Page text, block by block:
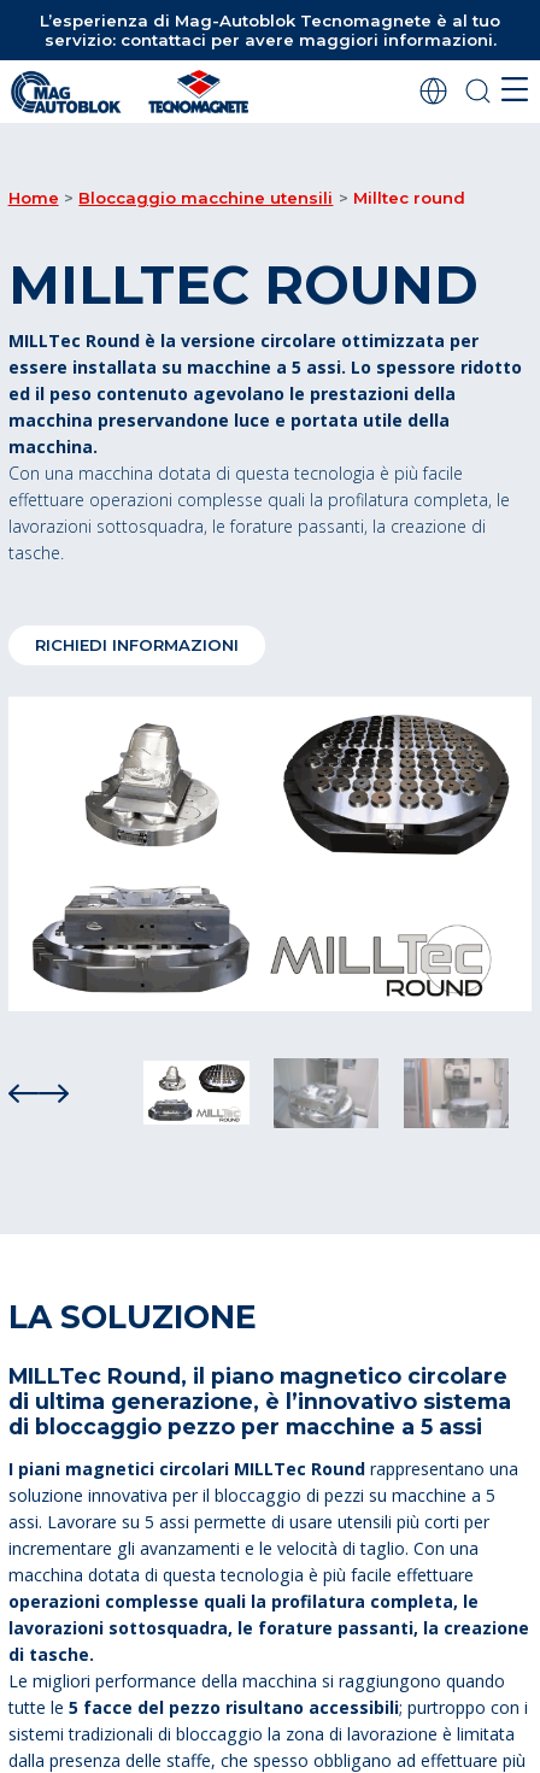
L’esperienza di Mag-Autoblok Tecnomagnete è al tuo
servizio: contattaci per avere maggiori informazioni.
Home Bloccaggio macchine utensili Milltec round
MILLTEC ROUND
MILLTec Round è la versione circolare ottimizzata per
essere installata su macchine a 5 assi. Lo spessore ridotto
ed il peso contenuto agevolano le prestazioni della
macchina preservandone luce e portata utile della
macchina.
Con una macchina dotata di questa tecnologia è più facile
effettuare operazioni complesse quali la profilatura completa, le
lavorazioni sottosquadra, le forature passanti, la creazione di
tasche.
RICHIEDI INFORMAZIONI
LA SOLUZIONE
MILLTec Round, il piano magnetico circolare
di ultima generazione, è l’innovativo sistema
di bloccaggio pezzo per macchine a 5 assi
I piani magnetici circolari MILLTec Roundrappresentano una
soluzione innovativa per il bloccaggio di pezzi su macchine a 5
assi. Lavorare su 5 assi permette di usare utensili più corti per
incrementare gli avanzamenti e le velocità di taglio. Con una
macchina dotata di questa tecnologia è più facile effettuare
operazioni complesse quali la profilatura completa, le
lavorazioni sottosquadra, le forature passanti, la creazione
di tasche.
Le migliori performance della macchina si raggiungono quando
tutte le 5 facce del pezzo risultano accessibili; purtroppo con i
sistemi tradizionali di bloccaggio la zona di lavorazione è limitata
dalla presenza delle staffe, che spesso obbligano ad effettuare più